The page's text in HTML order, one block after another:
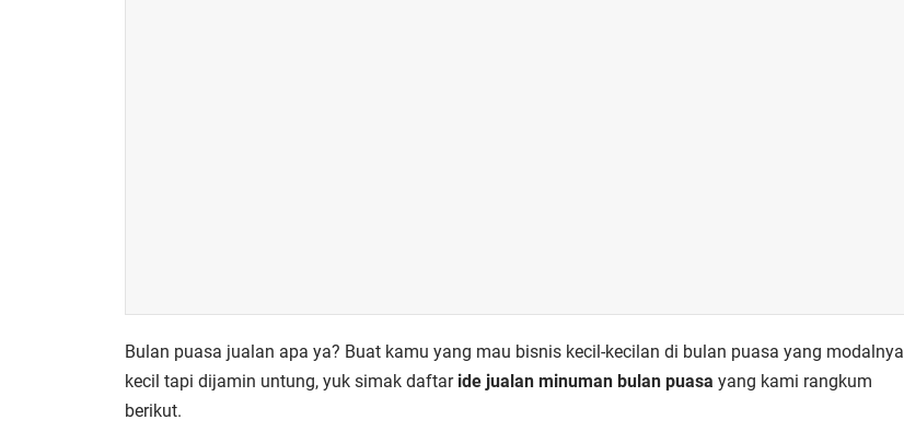
Bulan puasa jualan apa ya? Buat kamu yang mau bisnis kecil-kecilan di bulan puasa yang modalnya
kecil tapi dijamin untung, yuk simak daftar ide jualan minuman bulan puasa yang kami rangkum
berikut.